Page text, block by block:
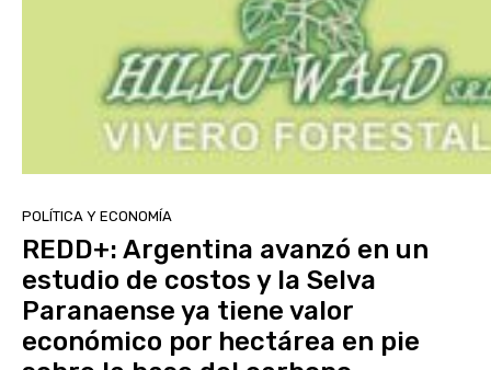
POLÍTICA Y ECONOMÍA
REDD+: Argentina avanzó en un
estudio de costos y la Selva
Paranaense ya tiene valor
económico por hectárea en pie